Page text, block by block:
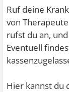
Ruf deine
von
rufst du an,
Eventuell
Hier kannst du